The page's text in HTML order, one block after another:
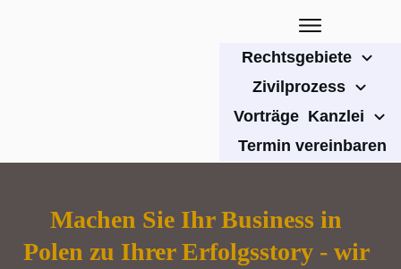
Rechtsgebiete
Zivilprozess
Vorträge Kanzlei
Termin vereinbaren
Machen Sie Ihr Business in
Polen zu Ihrer Erfolgsstory - wir